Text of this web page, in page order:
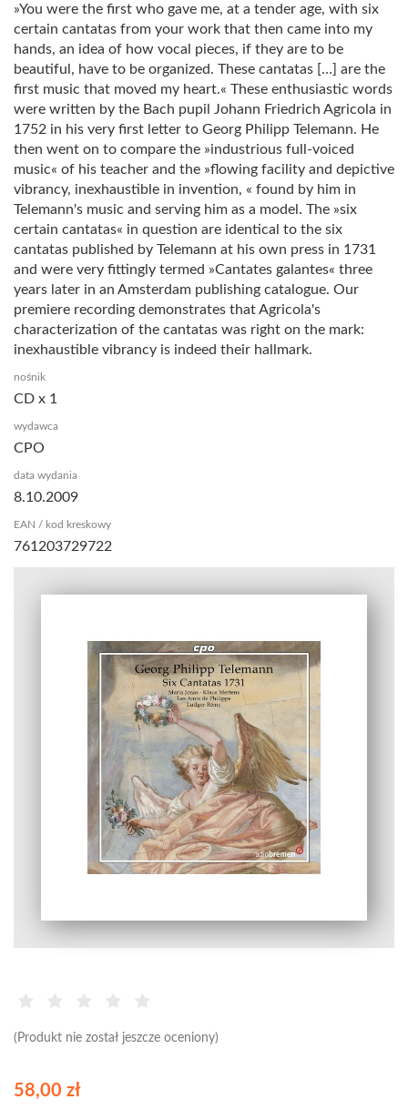
(Produkt nie został jeszcze oceniony)
»You were the first who gave me, at a tender age, with six
certain cantatas from your work that then came into my
hands, an idea of how vocal pieces, if they are to be
beautiful, have to be organized. These cantatas […] are the
first music that moved my heart.« These enthusiastic words
were written by the Bach pupil Johann Friedrich Agricola in
1752 in his very first letter to Georg Philipp Telemann. He
then went on to compare the »industrious full-voiced
music« of his teacher and the »flowing facility and depictive
vibrancy, inexhaustible in invention, « found by him in
Telemann's music and serving him as a model. The »six
certain cantatas« in question are identical to the six
cantatas published by Telemann at his own press in 1731
and were very fittingly termed »Cantates galantes« three
years later in an Amsterdam publishing catalogue. Our
premiere recording demonstrates that Agricola's
characterization of the cantatas was right on the mark:
inexhaustible vibrancy is indeed their hallmark.
nośnik
CD x 1
wydawca
CPO
data wydania
8.10.2009
EAN / kod kreskowy
761203729722
58,00 zł